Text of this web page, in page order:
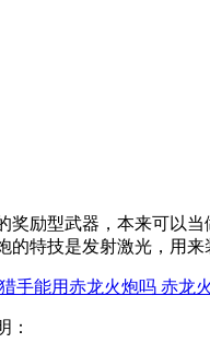
奖励型武器，本来可以
的特技是发射激光，用来
：